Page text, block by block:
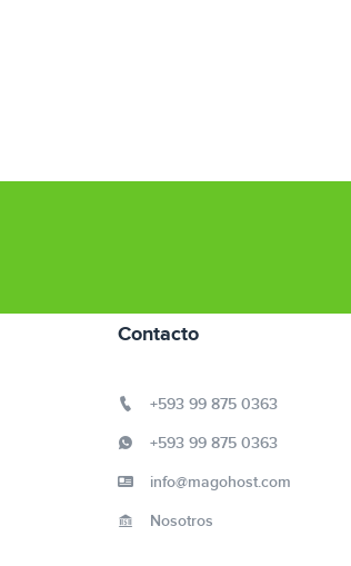
Contacto
+593 99 875 0363
+593 99 875 0363
info@magohost.com
Nosotros